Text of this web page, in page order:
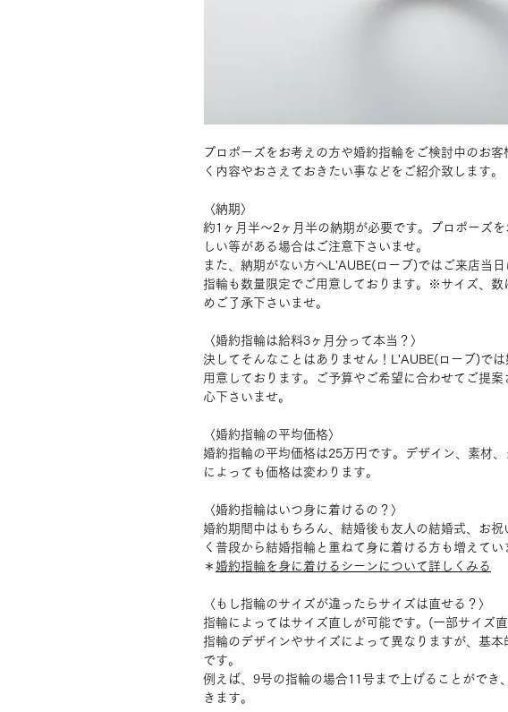
プロポーズをお考えの方や婚約指輪をご検討中のお
く内容やおさえておきたい事などをご紹介致します。
〈納期〉
約1ヶ月半～2ヶ月半の納期が必要です。プロポーズ
しい等がある場合はご注意下さいませ。
また、納期がない方へL'AUBE(ローブ)ではご来店当
指輪も数量限定でご用意しております。※サイズ、数
めご了承下さいませ。
〈婚約指輪は給料3ヶ月分って本当？〉
決してそんなことはありません！L'AUBE(ローブ)で
用意しております。ご予算やご希望に合わせてご提
心下さいませ。
〈婚約指輪の平均価格〉
婚約指輪の平均価格は25万円です。デザイン、素材
によっても価格は変わります。
〈婚約指輪はいつ身に着けるの？〉
婚約期間中はもちろん、結婚後も友人の結婚式、お
く普段から結婚指輪と重ねて身に着ける方も増えてい
＊ 婚約指輪を身に着けるシーンについて詳しくみる
〈もし指輪のサイズが違ったらサイズは直せる？〉
指輪によってはサイズ直しが可能です。(一部サイズ直
指輪のデザインやサイズによって異なりますが、基
です。
例えば、9号の指輪の場合11号まで上げることができ
きます。